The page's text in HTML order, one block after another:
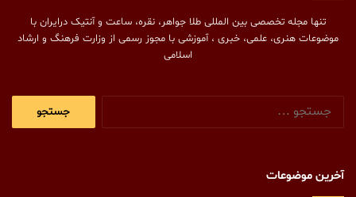
تنها مجله تخصصی بین المللی طلا جواهر، نقره، ساعت و آنتیک درایران با
موضوعات هنری، علمی، خبری ، آموزشی با مجوز رسمی از وزارت فرهنگ و ارشاد
اسلامی
آخرین موضوعات